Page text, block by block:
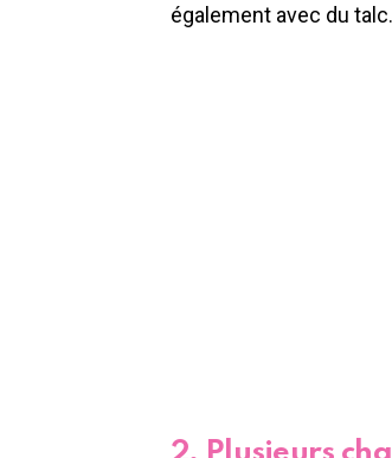
également avec du talc.